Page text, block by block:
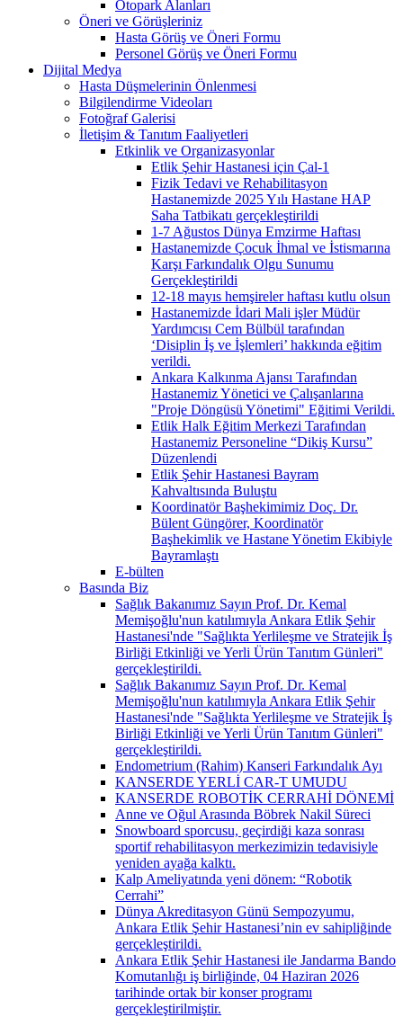
Otopark Alanları
Öneri ve Görüşleriniz
Hasta Görüş ve Öneri Formu
Personel Görüş ve Öneri Formu
Dijital Medya
Hasta Düşmelerinin Önlenmesi
Bilgilendirme Videoları
Fotoğraf Galerisi
İletişim & Tanıtım Faaliyetleri
Etkinlik ve Organizasyonlar
Etlik Şehir Hastanesi için Çal-1
Fizik Tedavi ve Rehabilitasyon
Hastanemizde 2025 Yılı Hastane HAP
Saha Tatbikatı gerçekleştirildi
1-7 Ağustos Dünya Emzirme Haftası
Hastanemizde Çocuk İhmal ve İstismarına
Karşı Farkındalık Olgu Sunumu
Gerçekleştirildi
12-18 mayıs hemşireler haftası kutlu olsun
Hastanemizde İdari Mali işler Müdür
Yardımcısı Cem Bülbül tarafından
‘Disiplin İş ve İşlemleri’ hakkında eğitim
verildi.
Ankara Kalkınma Ajansı Tarafından
Hastanemiz Yönetici ve Çalışanlarına
"Proje Döngüsü Yönetimi" Eğitimi Verildi.
Etlik Halk Eğitim Merkezi Tarafından
Hastanemiz Personeline “Dikiş Kursu”
Düzenlendi
Etlik Şehir Hastanesi Bayram
Kahvaltısında Buluştu
Koordinatör Başhekimimiz Doç. Dr.
Bülent Güngörer, Koordinatör
Başhekimlik ve Hastane Yönetim Ekibiyle
Bayramlaştı
E-bülten
Basında Biz
Sağlık Bakanımız Sayın Prof. Dr. Kemal
Memişoğlu'nun katılımıyla Ankara Etlik Şehir
Hastanesi'nde "Sağlıkta Yerlileşme ve Stratejik İş
Birliği Etkinliği ve Yerli Ürün Tanıtım Günleri"
gerçekleştirildi.
Sağlık Bakanımız Sayın Prof. Dr. Kemal
Memişoğlu'nun katılımıyla Ankara Etlik Şehir
Hastanesi'nde "Sağlıkta Yerlileşme ve Stratejik İş
Birliği Etkinliği ve Yerli Ürün Tanıtım Günleri"
gerçekleştirildi.
Endometrium (Rahim) Kanseri Farkındalık Ayı
KANSERDE YERLİ CAR-T UMUDU
KANSERDE ROBOTİK CERRAHİ DÖNEMİ
Anne ve Oğul Arasında Böbrek Nakil Süreci
Snowboard sporcusu, geçirdiği kaza sonrası
sportif rehabilitasyon merkezimizin tedavisiyle
yeniden ayağa kalktı.
Kalp Ameliyatında yeni dönem: “Robotik
Cerrahi”
Dünya Akreditasyon Günü Sempozyumu,
Ankara Etlik Şehir Hastanesi’nin ev sahipliğinde
gerçekleştirildi.
Ankara Etlik Şehir Hastanesi ile Jandarma Bando
Komutanlığı iş birliğinde, 04 Haziran 2026
tarihinde ortak bir konser programı
gerçekleştirilmiştir.